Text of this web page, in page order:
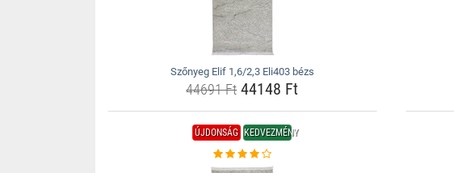
Szőnyeg Elif 1,6/2,3 Eli403 bézs
44691 Ft44148 Ft
ÚJDONSÁG KEDVEZMÉNY